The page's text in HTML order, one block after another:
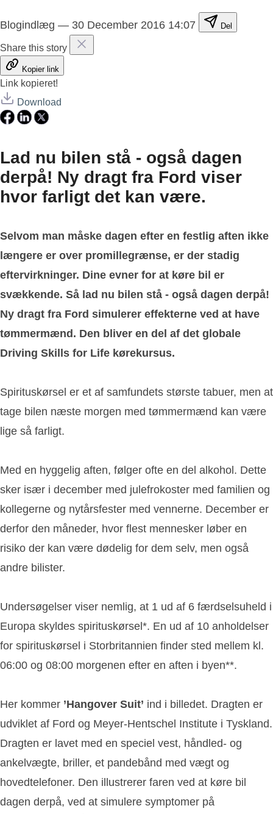
Blogindlæg — 30 December 2016 14:07 Del
Share this story
Kopier link
Link kopieret!
Download
Lad nu bilen stå - også dagen
derpå! Ny dragt fra Ford viser
hvor farligt det kan være.
Selvom man måske dagen efter en festlig aften ikke
længere er over promillegrænse, er der stadig
eftervirkninger. Dine evner for at køre bil er
svækkende. Så lad nu bilen stå - også dagen derpå!
Ny dragt fra Ford simulerer effekterne ved at have
tømmermænd. Den bliver en del af det globale
Driving Skills for Life kørekursus.
Spirituskørsel er et af samfundets største tabuer, men at
tage bilen næste morgen med tømmermænd kan være
lige så farligt.
Med en hyggelig aften, følger ofte en del alkohol. Dette
sker især i december med julefrokoster med familien og
kollegerne og nytårsfester med vennerne. December er
derfor den måneder, hvor flest mennesker løber en
risiko der kan være dødelig for dem selv, men også
andre bilister.
Undersøgelser viser nemlig, at 1 ud af 6 færdselsuheld i
Europa skyldes spirituskørsel*. En ud af 10 anholdelser
for spirituskørsel i Storbritannien finder sted mellem kl.
06:00 og 08:00 morgenen efter en aften i byen**.
Her kommer ’Hangover Suit’ ind i billedet. Dragten er
udviklet af Ford og Meyer-Hentschel Institute i Tyskland.
Dragten er lavet med en speciel vest, håndled- og
ankelvægte, briller, et pandebånd med vægt og
hovedtelefoner. Den illustrerer faren ved at køre bil
dagen derpå, ved at simulere symptomer på